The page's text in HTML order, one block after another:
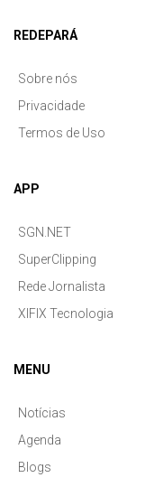
REDEPARÁ
Sobre nós
Privacidade
Termos de Uso
APP
SGN.NET
SuperClipping
Rede Jornalista
XIFIX Tecnologia
MENU
Notícias
Agenda
Blogs